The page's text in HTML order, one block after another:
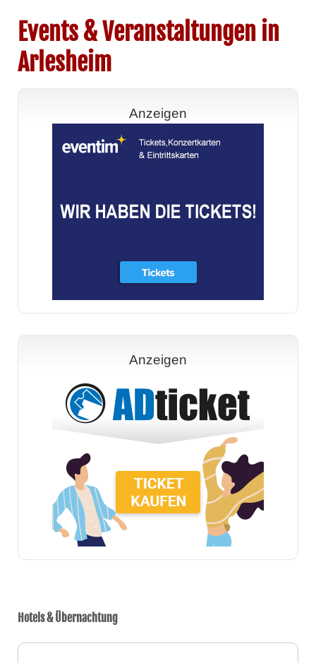
Events & Veranstaltungen in
Arlesheim
Anzeigen
Anzeigen
Hotels & Übernachtung